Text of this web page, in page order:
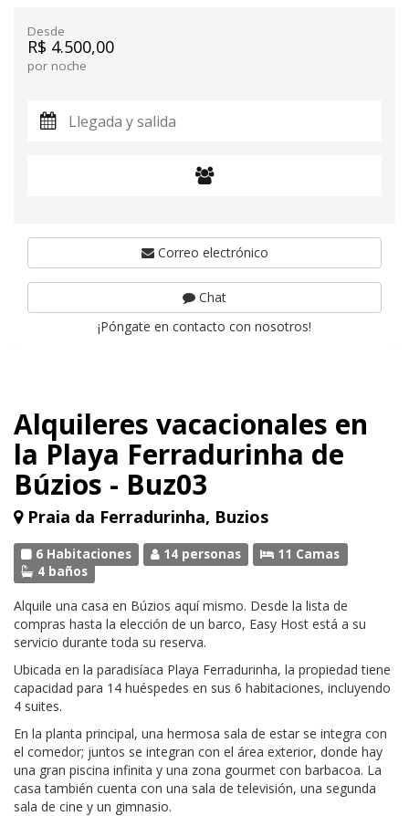
Alquileres vacacionales en
la Playa Ferradurinha de
Búzios - Buz03
Praia da Ferradurinha, Buzios
6 Habitaciones 14 personas
11 Camas
4 baños
Alquile una casa en Búzios aquí mismo. Desde la lista de
compras hasta la elección de un barco, Easy Host está a su
servicio durante toda su reserva.
Ubicada en la paradisíaca Playa Ferradurinha, la propiedad tiene
capacidad para 14 huéspedes en sus 6 habitaciones, incluyendo
4 suites.
En la planta principal, una hermosa sala de estar se integra con
el comedor; juntos se integran con el área exterior, donde hay
una gran piscina infinita y una zona gourmet con barbacoa. La
casa también cuenta con una sala de televisión, una segunda
sala de cine y un gimnasio.
Desde
R$ 4.500,00
por noche
Correo electrónico
Chat
¡Póngate en contacto con nosotros!